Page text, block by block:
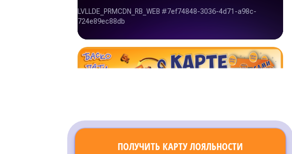
ПОЛУЧИТЬ КАРТУ ЛОЯЛЬНОСТИ